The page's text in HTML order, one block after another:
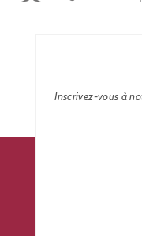
Inscrivez-vous à